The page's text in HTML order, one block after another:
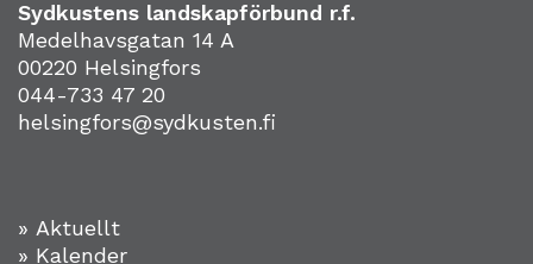
Sydkustens landskapförbund r.f.
Medelhavsgatan 14 A
00220 Helsingfors
044-733 47 20
helsingfors@sydkusten.fi
» Aktuellt
» Kalender